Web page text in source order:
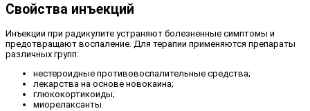
Свойства инъекций
Инъекции при радикулите устраняют болезненные симптомы и
предотвращают воспаление. Для терапии применяются препараты
различных групп:
нестероидные противовоспалительные средства;
лекарства на основе новокаина;
глюкокортикоиды;
миорелаксанты.